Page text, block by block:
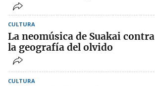
CULTURA
La neomúsica de Suakai contra
la geografía del olvido
CULTURA